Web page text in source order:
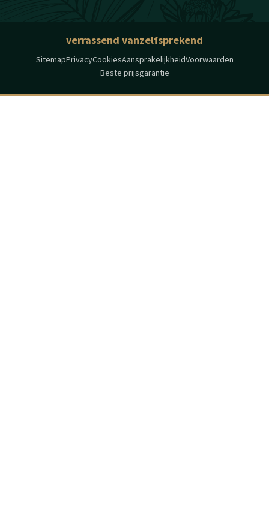
verrassend vanzelfsprekend
SitemapPrivacyCookiesAansprakelijkheidVoorwaarden
Beste prijsgarantie